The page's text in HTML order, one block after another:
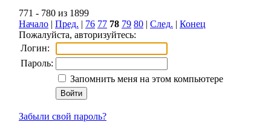
771 - 780 из 1899
Начало | Пред. | 76 77 78 79 80 | След. | Конец
Пожалуйста, авторизуйтесь:
Логин:
Пароль:
Запомнить меня на этом компьютере
Забыли свой пароль?